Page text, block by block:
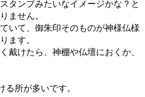
タンプみたいなイメージかな？と
ません。
いて、御朱印そのものが神様仏様
ます。
戴けたら、神棚や仏壇におくか、
所が多いです。